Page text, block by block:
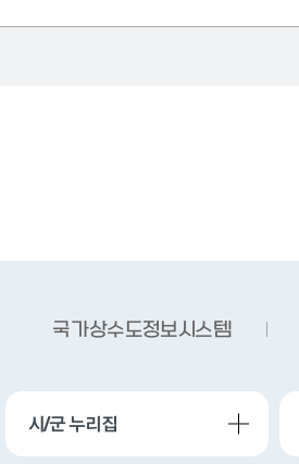
국가상수도정보시스템
시/군 누리집